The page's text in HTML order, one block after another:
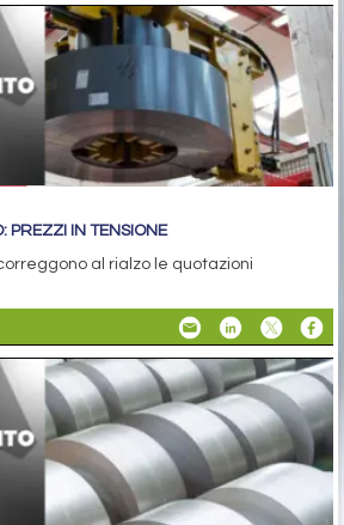
PREZZI IN TENSIONE
al rialzo le quotazioni